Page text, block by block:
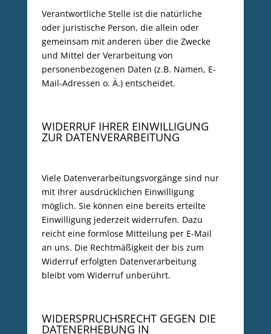
Verantwortliche Stelle ist die natürliche
oder juristische Person, die allein oder
gemeinsam mit anderen über die Zwecke
und Mittel der Verarbeitung von
personenbezogenen Daten (z.B. Namen, E-
Mail-Adressen o. Ä.) entscheidet.
WIDERRUF IHRER EINWILLIGUNG
ZUR DATENVERARBEITUNG
Viele Datenverarbeitungsvorgänge sind nur
mit Ihrer ausdrücklichen Einwilligung
möglich. Sie können eine bereits erteilte
Einwilligung jederzeit widerrufen. Dazu
reicht eine formlose Mitteilung per E-Mail
an uns. Die Rechtmäßigkeit der bis zum
Widerruf erfolgten Datenverarbeitung
bleibt vom Widerruf unberührt.
WIDERSPRUCHSRECHT GEGEN DIE
DATENERHEBUNG IN